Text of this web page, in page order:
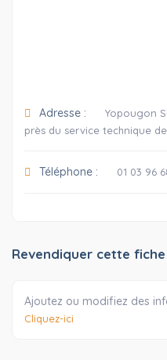
Adresse :
Yopougon
près du service technique
Téléphone : 01 03 96
Revendiquer cette fiche
Ajoutez ou modifiez des
Cliquez-ici